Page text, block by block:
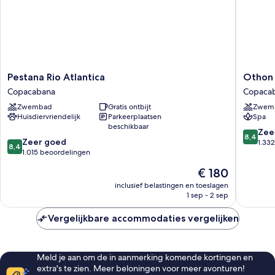
Pestana
Rio
Atlantica
Copacabana
Pestana Rio Atlantica
Copacabana
Zwembad
Gratis ontbijt
Huisdiervriendelijk
Parkeerplaatsen
beschikbaar
8.4
van
beoordelingen
8,4 Zeer goed
1.015 beoordelingen
De
prijs
is
€ 180
inclusief belastingen en toeslagen
1 sep - 2 sep
Othon
Palace
Rio
Othon
Spa
8.4
van
8,4
Vergelijkbare accommodaties vergelijken
Meld je aan om de in aanmerking komende kortingen en
extra's te zien. Meer beloningen voor meer avonturen!